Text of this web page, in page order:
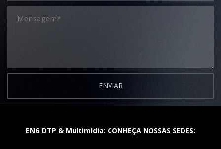
ENVIAR
ENG DTP & Multimídia: CONHEÇA NOSSAS SEDES: